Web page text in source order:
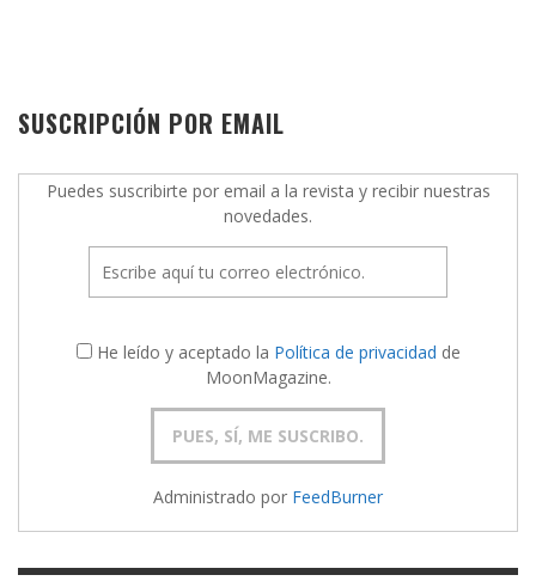
SUSCRIPCIÓN POR EMAIL
Puedes suscribirte por email a la revista y recibir nuestras
novedades.
He leído y aceptado la Política de privacidad de
MoonMagazine.
Administrado por FeedBurner